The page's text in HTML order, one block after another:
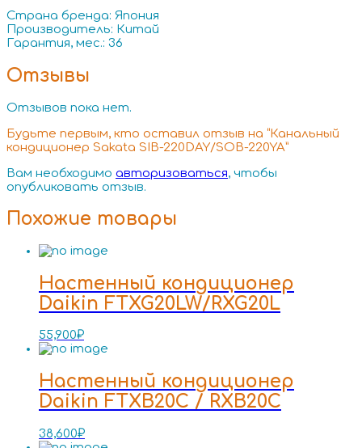
Страна бренда: Япония
Производитель: Китай
Гарантия, мес.: 36
Отзывы
Отзывов пока нет.
Будьте первым, кто оставил отзыв на “Канальный
кондиционер Sakata SIB-220DAY/SOB-220YA”
Вам необходимо авторизоваться, чтобы
опубликовать отзыв.
Похожие товары
Настенный кондиционер
Daikin FTXG20LW/RXG20L
55,900₽
Настенный кондиционер
Daikin FTXB20C / RXB20C
38,600₽